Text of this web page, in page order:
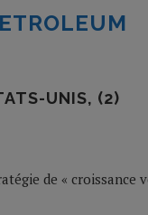
UNIS, (2)
de « croissance